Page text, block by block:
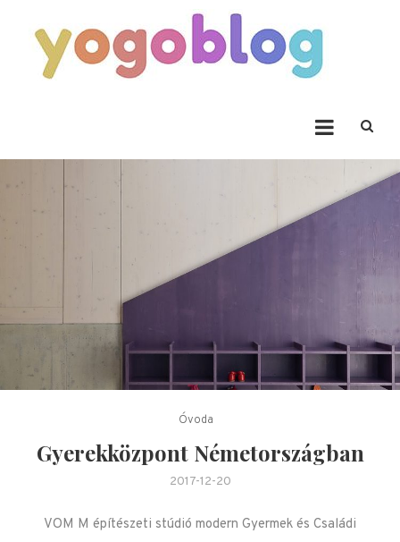
Óvoda
Gyerekközpont Németországban
2017-12-20
VOM M építészeti stúdió modern Gyermek és Családi